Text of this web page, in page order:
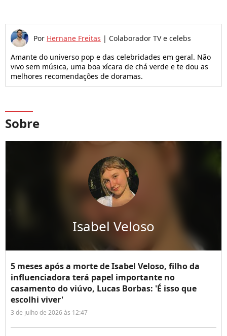
Por Hernane Freitas | Colaborador TV e celebs
Amante do universo pop e das celebridades em geral. Não
vivo sem música, uma boa xícara de chá verde e te dou as
melhores recomendações de doramas.
Sobre
Isabel Veloso
5 meses após a morte de Isabel Veloso, filho da
influenciadora terá papel importante no
casamento do viúvo, Lucas Borbas: 'É isso que
escolhi viver'
3 de julho de 2026 às 12:47